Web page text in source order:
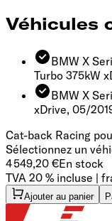
Véhicules
BMW X
Turbo 375kW
BMW X
xDrive, 05/
Cat-back Racing
Sélectionnez un
4 549,20 €En stock
TVA 20 % incluse |
Ajouter au panier